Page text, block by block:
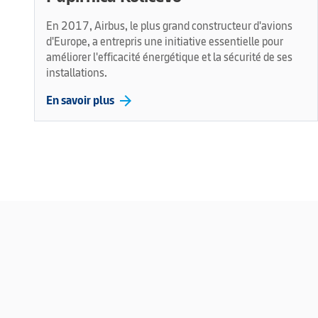
En 2017, Airbus, le plus grand constructeur d'avions
d'Europe, a entrepris une initiative essentielle pour
améliorer l'efficacité énergétique et la sécurité de ses
installations.
En savoir plus arrow_forward